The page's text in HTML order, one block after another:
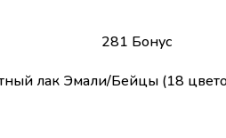
281 Бонус
лак Эмали/Бейцы (18